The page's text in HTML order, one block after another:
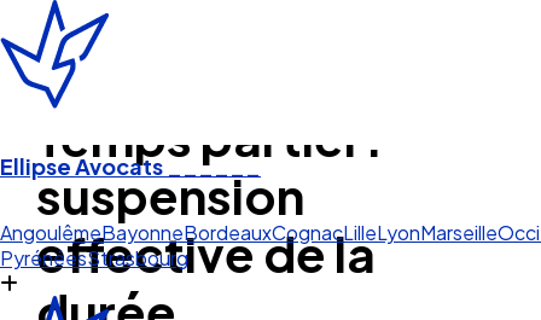
Ellipse Avocats ______
Co
AngoulêmeBayonneBordeauxCognac Lille
Pyrénées
Temps partiel :
suspension
effective de la